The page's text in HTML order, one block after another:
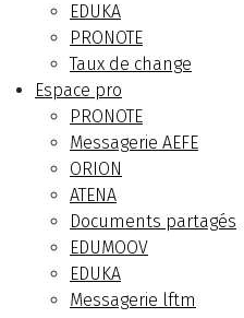
EDUKA
PRONOTE
Taux de change
Espace pro
PRONOTE
Messagerie AEFE
ORION
ATENA
Documents partagés
EDUMOOV
EDUKA
Messagerie lftm